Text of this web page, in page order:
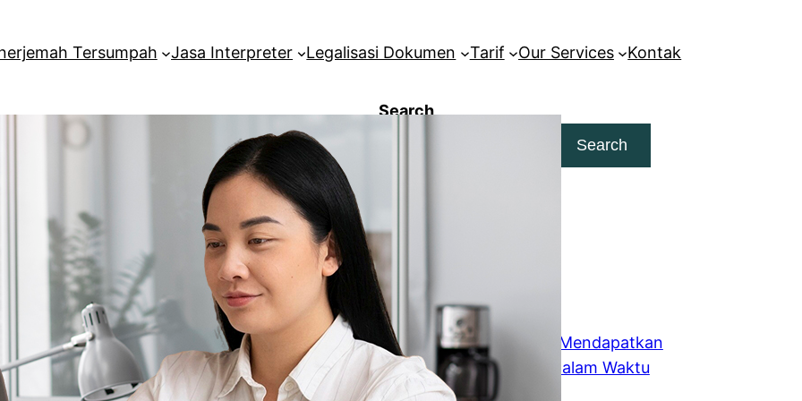
Tersumpah Jasa Interpreter Legalisasi Dokumen Tarif Our Services Kontak
Search
Search
Facebook
Artikel Terbaru
10 Strategi Ampuh Mendapatkan
Skor IELTS Tinggi dalam Waktu
Singkat